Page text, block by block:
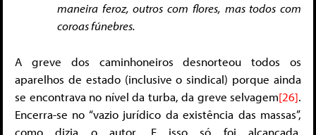
maneira feroz, outros com flores, mas todos com
coroas fúnebres.
A greve dos caminhoneiros desnorteou todos os
aparelhos de estado (inclusive o sindical) porque ainda
se encontrava no nível da turba, da greve selvagem[26].
Encerra-se no “vazio jurídico da existência das massas”,
como dizia o autor. E isso só foi alcançada,